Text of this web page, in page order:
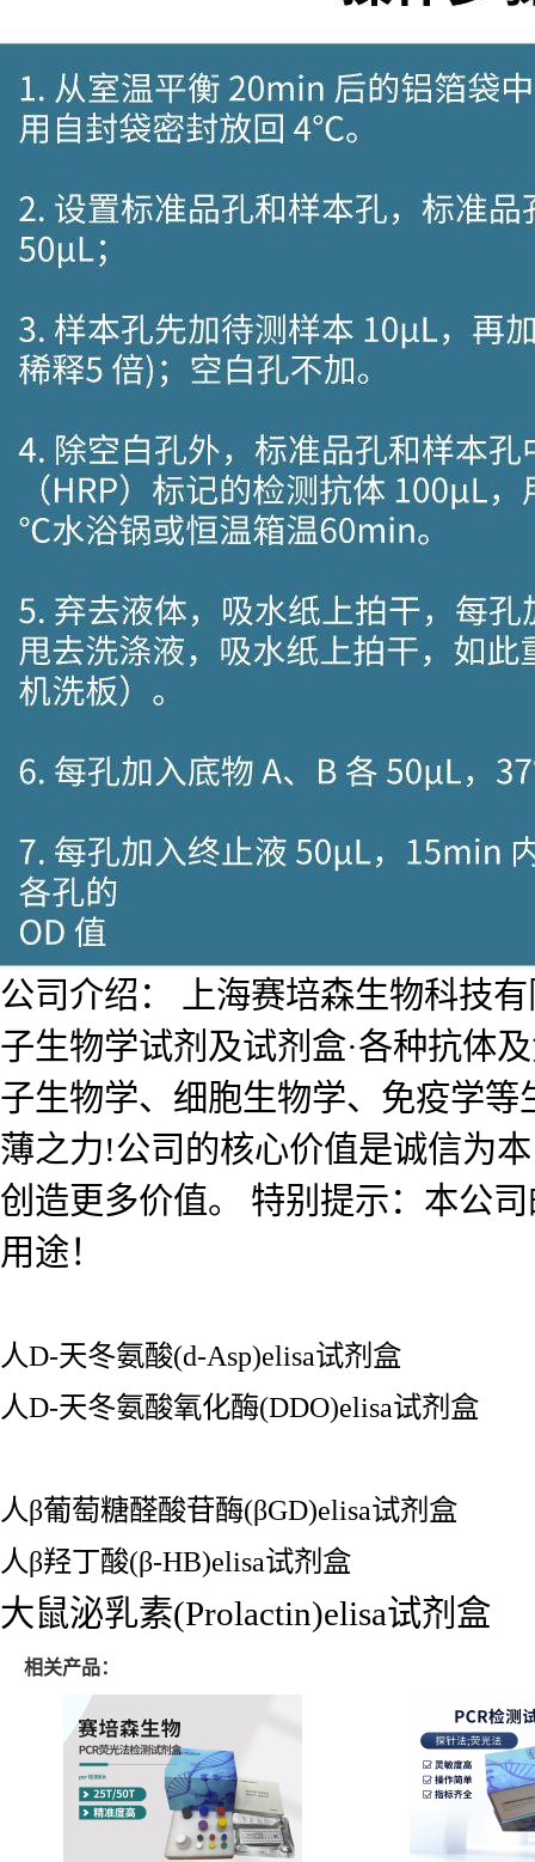
公司介绍： 上海赛培森生物科技有
子生物学试剂及试剂盒·各种抗体
子生物学、细胞生物学、免疫学
薄之力!公司的核心价值是诚信为
创造更多价值。 特别提示：本公
用途！
人D-天冬氨酸(d-Asp)elisa试剂盒
人D-天冬氨酸氧化酶(DDO)elisa试剂盒
人β葡萄糖醛酸苷酶(βGD)elisa试剂盒
人β羟丁酸(β-HB)elisa试剂盒
大鼠泌乳素(Prolactin)elisa试剂盒
相关产品：